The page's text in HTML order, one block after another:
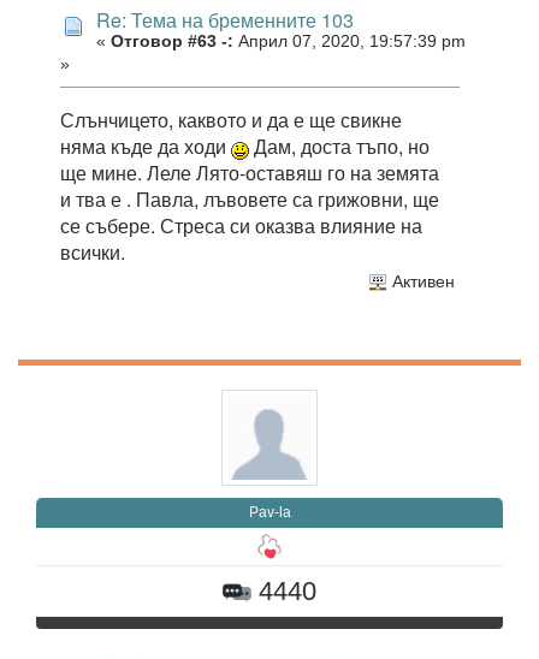
Re: Тема на бременните 103
« Отговор #63 -: Април 07, 2020, 19:57:39 pm
»
Слънчицето, каквото и да е ще свикне
няма къде да ходи
Дам, доста тъпо, но
ще мине. Леле Лято-оставяш го на земята
и тва е . Павла, лъвовете са грижовни, ще
се събере. Стреса си оказва влияние на
всички.
Активен
Pav-la
4440